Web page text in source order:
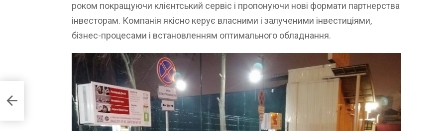
роком покращуючи клієнтський сервіс і пропонуючи нові формати партнерства
інвесторам. Компанія якісно керує власними і залученими інвестиціями,
бізнес-процесами і встановленням оптимального обладнання.